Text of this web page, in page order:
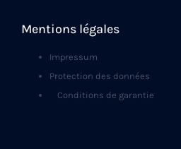
Mentions légales
Impressum
Protection des données
Conditions de garantie